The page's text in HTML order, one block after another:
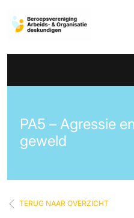
PA5 – Agressie en
geweld
TERUG NAAR OVERZICHT